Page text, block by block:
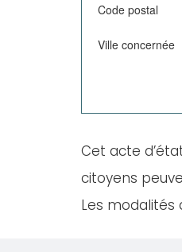
Code postal
Ville concernée
Cet acte
citoyens
Les modalités